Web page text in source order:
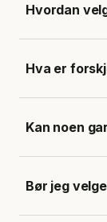
Hvordan
Hva er
Kan noen
Bør jeg